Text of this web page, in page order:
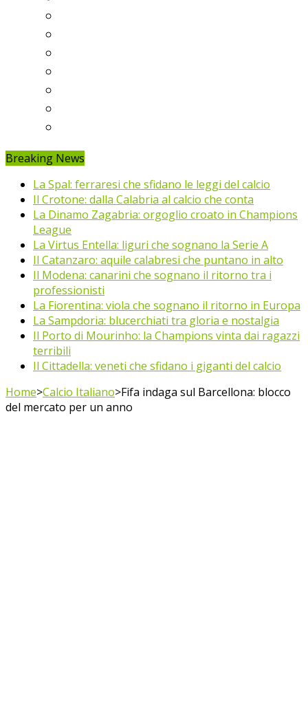
Breaking News
La Spal: ferraresi che sfidano le leggi del calcio
Il Crotone: dalla Calabria al calcio che conta
La Dinamo Zagabria: orgoglio croato in Champions
League
La Virtus Entella: liguri che sognano la Serie A
Il Catanzaro: aquile calabresi che puntano in alto
Il Modena: canarini che sognano il ritorno tra i
professionisti
La Fiorentina: viola che sognano il ritorno in Europa
La Sampdoria: blucerchiati tra gloria e nostalgia
Il Porto di Mourinho: la Champions vinta dai ragazzi
terribili
Il Cittadella: veneti che sfidano i giganti del calcio
Home>Calcio Italiano>Fifa indaga sul Barcellona: blocco
del mercato per un anno